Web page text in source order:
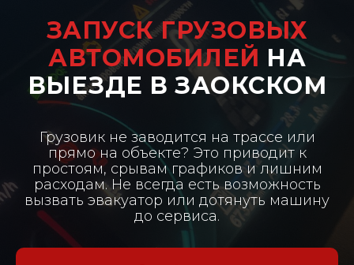
ЗАПУСК ГРУЗОВЫХ
АВТОМОБИЛЕЙ НА
ВЫЕЗДЕ В ЗАОКСКОМ
Грузовик не заводится на трассе или
прямо на объекте? Это приводит к
простоям, срывам графиков и лишним
расходам. Не всегда есть возможность
вызвать эвакуатор или дотянуть машину
до сервиса.